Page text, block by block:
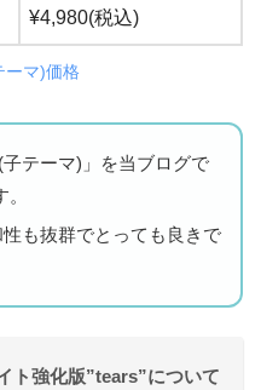
¥4,980(税込)
ーマ)価格
子テーマ)」を当ブログで
も抜群でとっても良きで
ト強化版”tears”について